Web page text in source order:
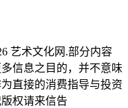
艺术文化网 .部分内容
信息之目的，并不意味
直接的消费指导与投资
权请来信告